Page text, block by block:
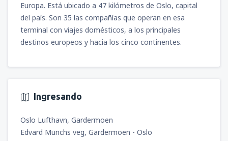
Europa. Está ubicado a 47 kilómetros de Oslo, capital
del país. Son 35 las compañías que operan en esa
terminal con viajes domésticos, a los principales
destinos europeos y hacia los cinco continentes.
Ingresando
Oslo Lufthavn, Gardermoen
Edvard Munchs veg, Gardermoen - Oslo